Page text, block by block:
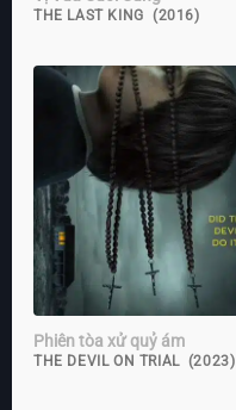
THE LAST KING (2016)
Phiên tòa xử quỷ ám
THE DEVIL ON TRIAL (2023)